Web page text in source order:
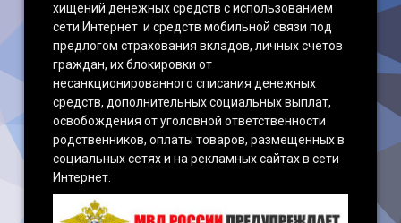
хищений денежных средств с использованием
сети Интернет и средств мобильной связи под
предлогом страхования вкладов, личных счетов
граждан, их блокировки от
несанкционированного списания денежных
средств, дополнительных социальных выплат,
освобождения от уголовной ответственности
родственников, оплаты товаров, размещенных в
социальных сетях и на рекламных сайтах в сети
Интернет.